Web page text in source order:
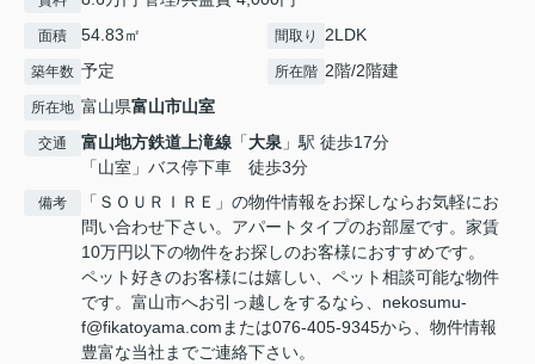
面積 54.83㎡ 間取り 2LDK
築年数 予定 所在階 2階/2階建
所在地 富山県富山市山室
交通 富山地方鉄道上滝線 「大泉 」駅 徒歩17分
「山室」バス停下車 徒歩3分
備考
「ＳＯＵＲＩＲＥ」の物件情報をお探しならお気軽にお
問い合わせ下さい。アパートタイプのお部屋です。家賃
10万円以下の物件をお探しのお客様におすすめです。
ペット好きのお客様には嬉しい、ペット相談可能な物件
です。富山市へお引っ越しをするなら、nekosumu-
f@fikatoyama.comまたは076-405-9345から、物件情報
豊富な当社までご連絡下さい。